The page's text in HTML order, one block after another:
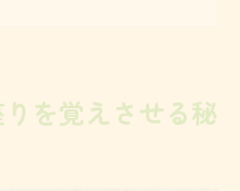
ての教え方
を覚えさせる秘